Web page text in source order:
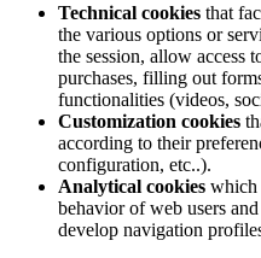
Technical cookies that
the various options or
the session, allow access
purchases, filling out
functionalities (videos,
Customization cookies
according to their
configuration, etc..).
Analytical cookies which
behavior of web users
develop navigation